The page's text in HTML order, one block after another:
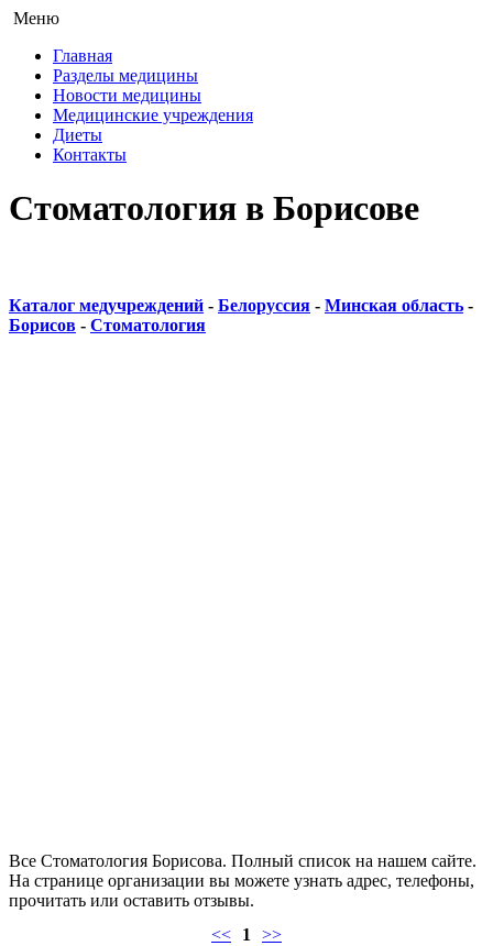
Меню
Главная
Разделы медицины
Новости медицины
Медицинские учреждения
Диеты
Контакты
Стоматология в Борисове
Каталог медучреждений - Белоруссия - Минская область -
Борисов - Стоматология
Все Стоматология Борисова. Полный список на нашем сайте.
На странице организации вы можете узнать адрес, телефоны,
прочитать или оставить отзывы.
<<
1 >>